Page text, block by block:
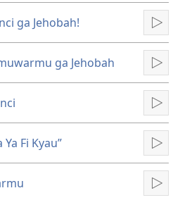
ga Jehobah!
ga Jehobah
Fi Kyau”